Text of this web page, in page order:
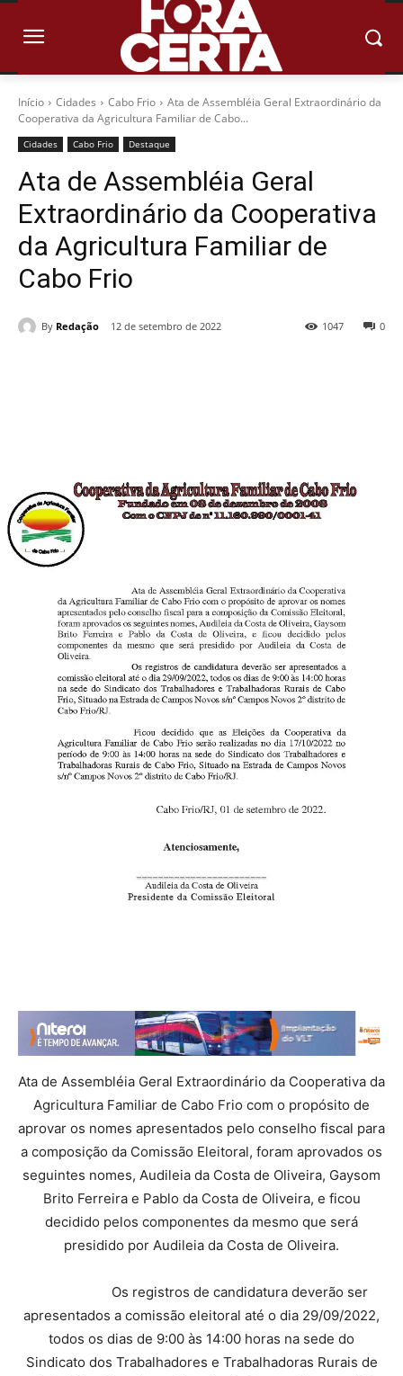
Início Cidades Cabo Frio
Ata de Assembléia Geral Extraordinário da
Cooperativa da Agricultura Familiar de Cabo...
Cidades Cabo Frio Destaque
Ata de Assembléia Geral
Extraordinário da Cooperativa
da Agricultura Familiar de
Cabo Frio
By Redação 12 de setembro de 2022 0
1047
Ata de Assembléia Geral Extraordinário da Cooperativa da
Agricultura Familiar de Cabo Frio com o propósito de
aprovar os nomes apresentados pelo conselho fiscal para
a composição da Comissão Eleitoral, foram aprovados os
seguintes nomes, Audileia da Costa de Oliveira, Gaysom
Brito Ferreira e Pablo da Costa de Oliveira, e ficou
decidido pelos componentes da mesmo que será
presidido por Audileia da Costa de Oliveira.
Os registros de candidatura deverão ser
apresentados a comissão eleitoral até o dia 29/09/2022,
todos os dias de 9:00 às 14:00 horas na sede do
Sindicato dos Trabalhadores e Trabalhadoras Rurais de